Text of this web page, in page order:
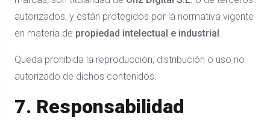
autorizados, y están protegidos por la normativa vigente
en materia de propiedad intelectual e industrial .
Queda prohibida la reproducción, distribución o uso no
autorizado de dichos contenidos.
7. Responsabilidad